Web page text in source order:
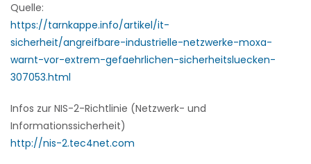
Quelle:
https://tarnkappe.info/artikel/it-
sicherheit/angreifbare-industrielle-netzwerke-moxa-
warnt-vor-extrem-gefaehrlichen-sicherheitsluecken-
307053.html
Infos zur NIS-2-Richtlinie (Netzwerk- und
Informationssicherheit)
http://nis-2.tec4net.com